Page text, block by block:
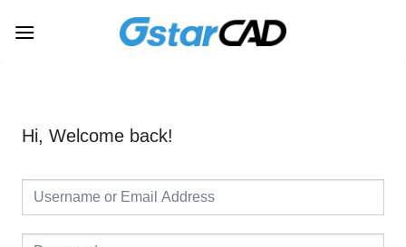
Hi, Welcome back!